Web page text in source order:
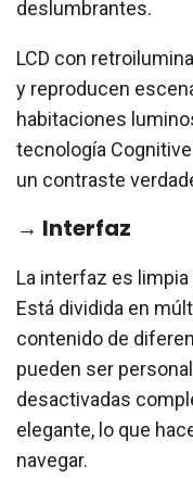
deslumbrantes.
LCD con
y reproducen
habitaciones
tecnología
un contraste
→ Interfaz
La interfaz es
Está dividida en
contenido de
pueden ser
desactivadas
elegante, lo que
navegar.